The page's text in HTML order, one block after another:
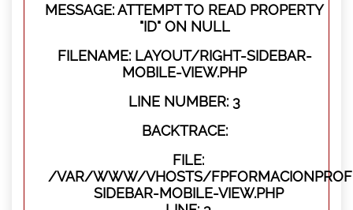
MESSAGE: ATTEMPT TO READ PROPERTY
"ID" ON NULL
FILENAME: LAYOUT/RIGHT-SIDEBAR-
MOBILE-VIEW.PHP
LINE NUMBER: 3
BACKTRACE:
FILE:
/VAR/WWW/VHOSTS/
SIDEBAR-MOBILE-VIEW.PHP